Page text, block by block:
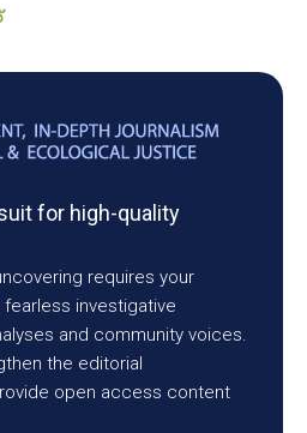
for high-quality
requires your
investigative
and community voices.
the editorial
open access content